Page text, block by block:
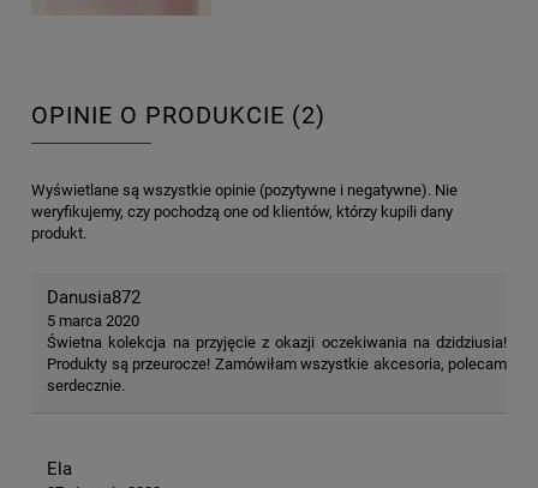
OPINIE O PRODUKCIE (2)
Wyświetlane są wszystkie opinie (pozytywne i negatywne). Nie
weryfikujemy, czy pochodzą one od klientów, którzy kupili dany
produkt.
Danusia872
5 marca 2020
Świetna kolekcja na przyjęcie z okazji oczekiwania na dzidziusia!
Produkty są przeurocze! Zamówiłam wszystkie akcesoria, polecam
serdecznie.
Ela